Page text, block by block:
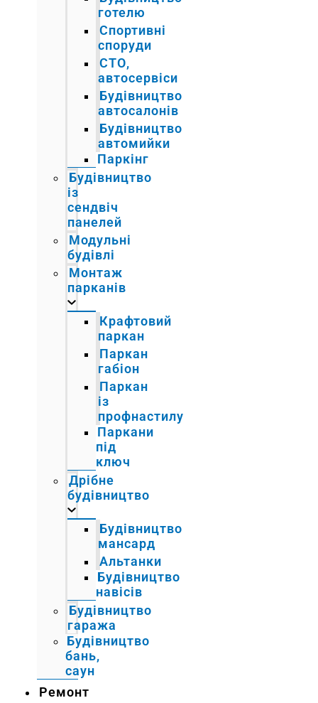
готелю
Спортивні
споруди
СТО,
автосервіси
Будівництво
автосалонів
Будівництво
автомийки
Паркінг
Будівництво
із
сендвіч
панелей
Модульні
будівлі
Монтаж
парканів
Крафтовий
паркан
Паркан
габіон
Паркан
із
профнастилу
Паркани
під
ключ
Дрібне
будівництво
Будівництво
мансард
Альтанки
Будівництво
навісів
Будівництво
гаража
Будівництво
бань,
саун
Ремонт